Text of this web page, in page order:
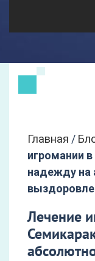
Главная /
игромании
надежду на
Лечение